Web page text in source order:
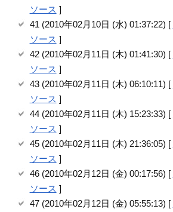
ソース ]
41 (2010年02月10日 (水) 01:37:22) [
ソース ]
42 (2010年02月11日 (木) 01:41:30) [
ソース ]
43 (2010年02月11日 (木) 06:10:11) [
ソース ]
44 (2010年02月11日 (木) 15:23:33) [
ソース ]
45 (2010年02月11日 (木) 21:36:05) [
ソース ]
46 (2010年02月12日 (金) 00:17:56) [
ソース ]
47 (2010年02月12日 (金) 05:55:13) [